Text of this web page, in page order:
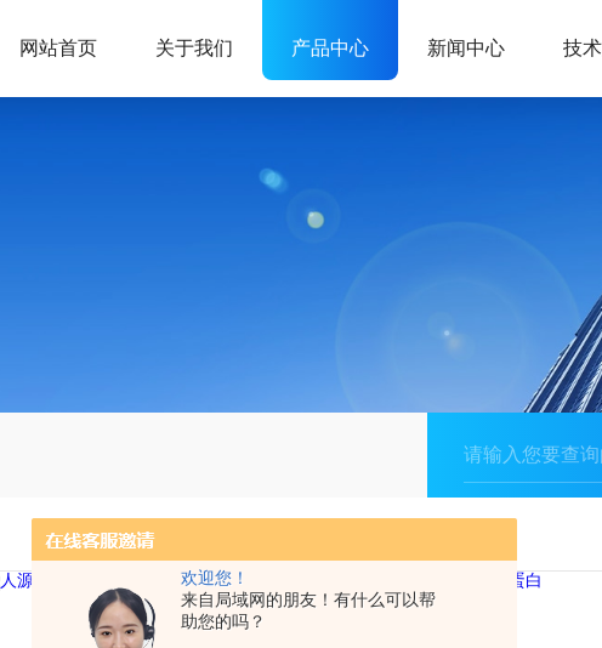
欢迎您！
来自局域网的朋友！有什么可以帮
助您的吗？
网站首页 关于我们 产品中心 新闻中心 技